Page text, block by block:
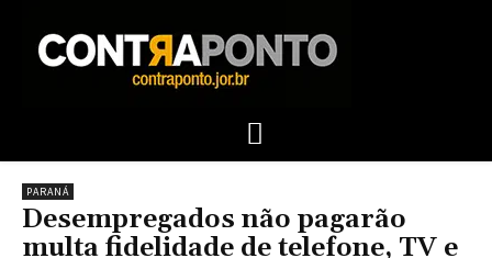
PARANÁ
Desempregados não pagarão
multa fidelidade de telefone, TV e